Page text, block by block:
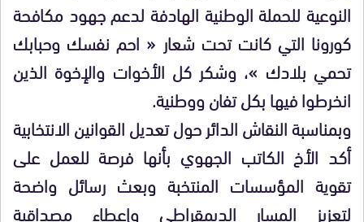
النوعية للحملة الوطنية الهادفة لدعم جهود مكافحة
كورونا التي كانت تحت شعار « احم نفسك وحبابك
تحمي بلادك »، وشكر كل الأخوات والإخوة الذين
انخرطوا فيها بكل تفان ووطنية.
وبمناسبة النقاش الدائر حول تعديل القوانين الانتخابية
أكد الأخ الكاتب الجهوي بأنها فرصة للعمل على
تقوية المؤسسات المنتخبة وبعث رسائل واضحة
لتعزيز المسار الديمقراطي وإعطاء مصداقية